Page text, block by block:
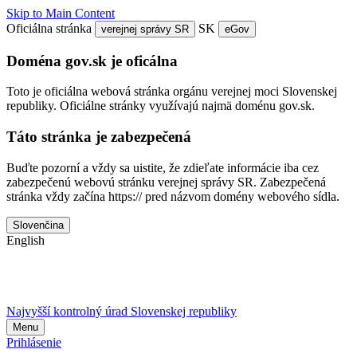
Skip to Main Content
Oficiálna stránka
verejnej správy SR SK eGov
Doména gov.sk je oficálna
Toto je oficiálna webová stránka orgánu verejnej moci Slovenskej
republiky. Oficiálne stránky využívajú najmä doménu gov.sk.
Táto stránka je zabezpečená
Buďte pozorní a vždy sa uistite, že zdieľate informácie iba cez
zabezpečenú webovú stránku verejnej správy SR. Zabezpečená
stránka vždy začína https:// pred názvom domény webového sídla.
Slovenčina
English
Najvyšší kontrolný úrad Slovenskej republiky
Menu
Prihlásenie